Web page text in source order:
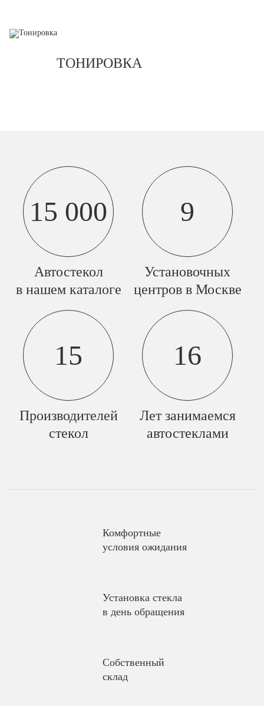
ТОНИРОВКА
15 000
Автостекол
в нашем каталоге
9
Установочных
центров в Москве
15
Производителей
стекол
16
Лет занимаемся
автостеклами
Комфортные
условия ожидания
Установка стекла
в день обращения
Собственный
склад